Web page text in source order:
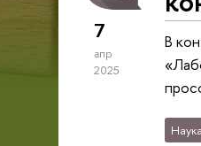
7
апр
2025
В
Наука